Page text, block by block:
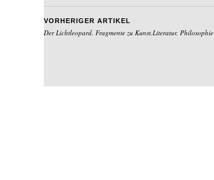
VORHERIGER ARTIKEL
Der Lichtleopard. Fragmente zu Kunst,Literatur, Philosophie